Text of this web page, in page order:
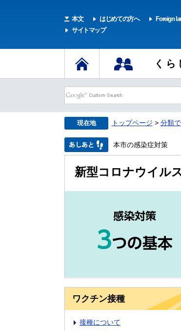
本文 はじめての方へ
Foreign
サイトマップ
くら
現在地 トップページ > 分類
本市の感染症対策
新型コロナウイル
ワクチン接種
接種について